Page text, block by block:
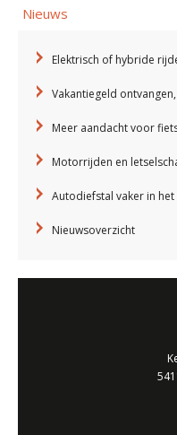
Nieuws
Elektrisch of hybride
Vakantiegeld
Meer aandacht voor
Motorrijden en
Autodiefstal vaker in
Nieuwsoverzicht